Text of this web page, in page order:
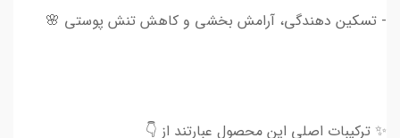
- تسکین دهندگی، آرامش بخشی و کاهش تنش پوستی 🌸
✨ ترکیبات اصلی این محصول عبارتند از 👇